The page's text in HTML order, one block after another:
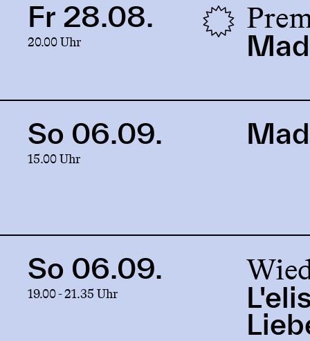
production
&
Fr 28.08.
20.00 Uhr
production
Medea
So 06.09.
15.00 Uhr
production
So 06.09.
19.00 - 21.35 Uhr